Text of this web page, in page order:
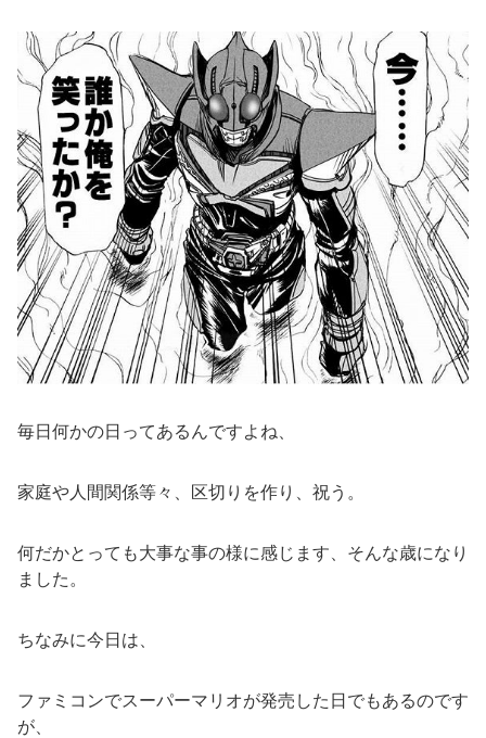
毎日何かの日ってあるんですよね、
家庭や人間関係等々、区切りを作り、祝う。
何だかとっても大事な事の様に感じます、そんな歳になり
ました。
ちなみに今日は、
ファミコンでスーパーマリオが発売した日でもあるのです
が、